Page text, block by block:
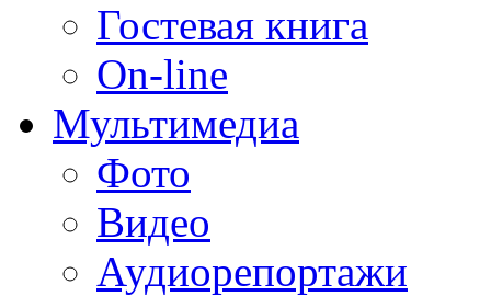
Гостевая книга
On-line
Мультимедиа
Фото
Видео
Аудиорепортажи